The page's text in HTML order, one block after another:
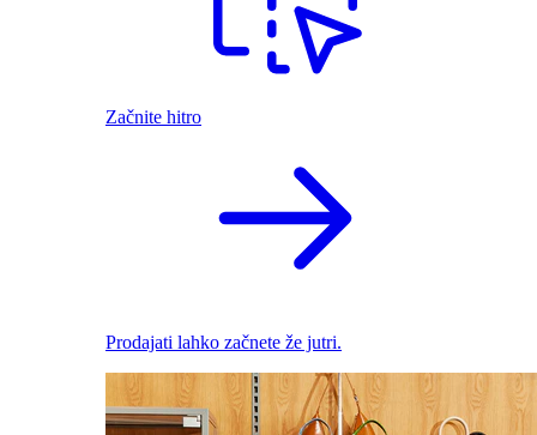
Začnite hitro
Prodajati lahko začnete že jutri.